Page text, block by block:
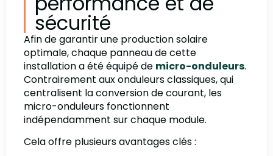
sécurité
Afin de garantir une production solaire
optimale, chaque panneau de cette
installation a été équipé de micro-onduleurs.
Contrairement aux onduleurs classiques, qui
centralisent la conversion de courant, les
micro-onduleurs fonctionnent
indépendamment sur chaque module.
Cela offre plusieurs avantages clés :